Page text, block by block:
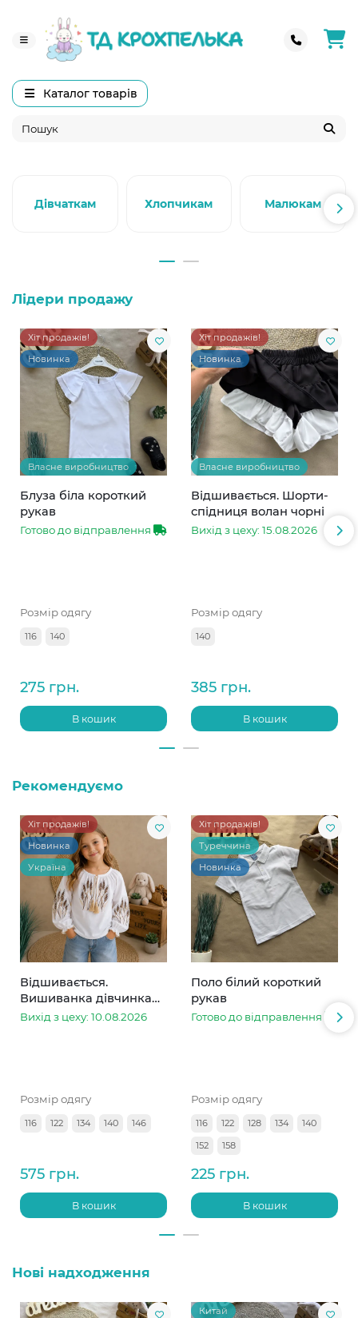
Каталог товарів
Дівчаткам Хлопчикам Малюкам
Лідери продажу
Хіт продажів!
Новинка
Власне виробництво
Блуза біла короткий
рукав
Готово до відправлення
Розмір одягу
116 140
275 грн.
В кошик
Хіт продажів!
Новинка
Власне виробництво
Відшивається. Шорти-
спідниця волан чорні
Вихід з цеху: 15.08.2026
Розмір одягу
140
385 грн.
В кошик
Рекомендуємо
Хіт продажів!
Новинка
Україна
Відшивається.
Вишиванка дівчинка
колоски
Вихід з цеху: 10.08.2026
Розмір одягу
116 122 134 140 146
575 грн.
В кошик
Хіт продажів!
Туреччина
Новинка
Поло білий короткий
рукав
Готово до відправлення
Розмір одягу
116 122 128 134
140
152
158
225 грн.
В кошик
Нові надходження
Китай